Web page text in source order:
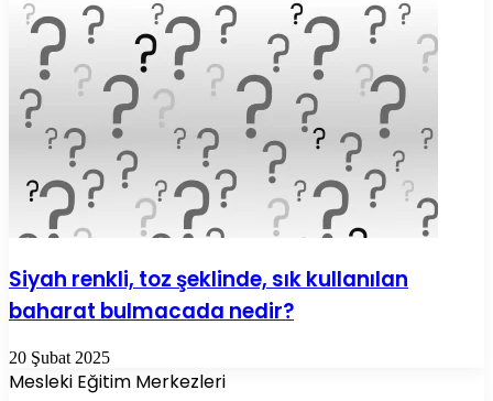
Siyah renkli, toz şeklinde, sık kullanılan
baharat bulmacada nedir?
20 Şubat 2025
Mesleki Eğitim Merkezleri